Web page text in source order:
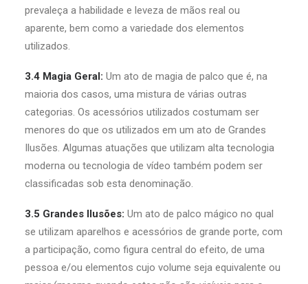
prevaleça a habilidade e leveza de mãos real ou
aparente, bem como a variedade dos elementos
utilizados.
3.4 Magia Geral: Um ato de magia de palco que é, na
maioria dos casos, uma mistura de várias outras
categorias. Os acessórios utilizados costumam ser
menores do que os utilizados em um ato de Grandes
Ilusões. Algumas atuações que utilizam alta tecnologia
moderna ou tecnologia de vídeo também podem ser
classificadas sob esta denominação.
3.5 Grandes Ilusões: Um ato de palco mágico no qual
se utilizam aparelhos e acessórios de grande porte, com
a participação, como figura central do efeito, de uma
pessoa e/ou elementos cujo volume seja equivalente ou